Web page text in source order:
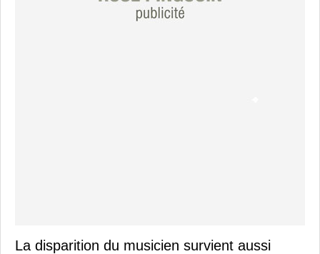
La disparition du musicien survient aussi